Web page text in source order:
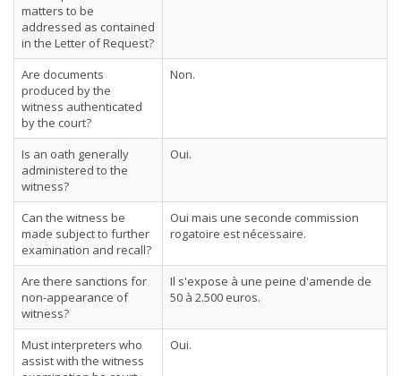
matters to be
addressed as contained
in the Letter of Request?
Are documents
produced by the
witness authenticated
by the court?
Non.
Is an oath generally
administered to the
witness?
Oui.
Can the witness be
made subject to further
examination and recall?
Oui mais une seconde commission
rogatoire est nécessaire.
Are there sanctions for
non-appearance of
witness?
Il s'expose à une peine d'amende de
50 à 2.500 euros.
Must interpreters who
assist with the witness
Oui.